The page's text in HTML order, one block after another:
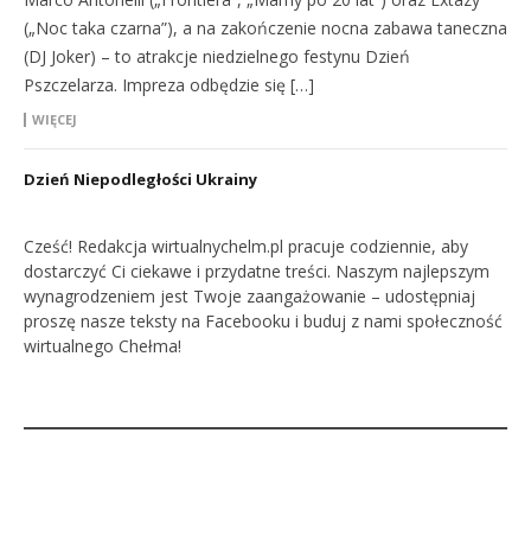
(„Noc taka czarna”), a na zakończenie nocna zabawa taneczna
(DJ Joker) – to atrakcje niedzielnego festynu Dzień
Pszczelarza. Impreza odbędzie się […]
WIĘCEJ
Dzień Niepodległości Ukrainy
Cześć! Redakcja wirtualnychelm.pl pracuje codziennie, aby
dostarczyć Ci ciekawe i przydatne treści. Naszym najlepszym
wynagrodzeniem jest Twoje zaangażowanie – udostępniaj
proszę nasze teksty na Facebooku i buduj z nami społeczność
wirtualnego Chełma!